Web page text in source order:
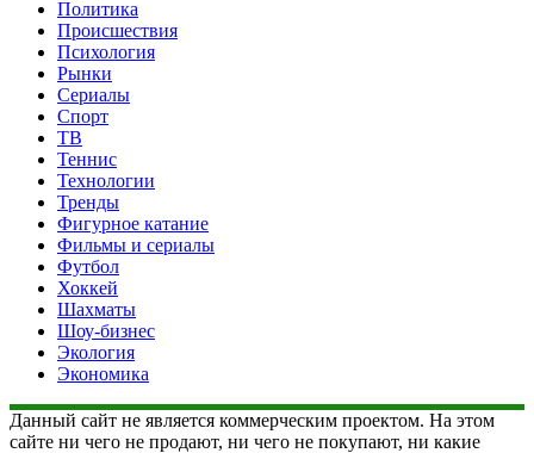
Политика
Происшествия
Психология
Рынки
Сериалы
Спорт
ТВ
Теннис
Технологии
Тренды
Фигурное катание
Фильмы и сериалы
Футбол
Хоккей
Шахматы
Шоу-бизнес
Экология
Экономика
Данный сайт не является коммерческим проектом. На этом
сайте ни чего не продают, ни чего не покупают, ни какие